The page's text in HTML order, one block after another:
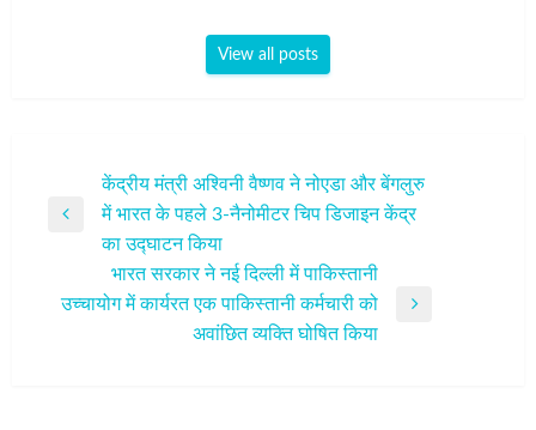
View all posts
नेविगेशन
केंद्रीय मंत्री अश्विनी वैष्णव ने नोएडा और बेंगलुरु
में भारत के पहले 3-नैनोमीटर चिप डिजाइन केंद्र
का उद्घाटन किया
भारत सरकार ने नई दिल्‍ली में पाकिस्‍तानी
उच्‍चायोग में कार्यरत एक पाकिस्‍तानी कर्मचारी को
अवांछित व्यक्ति घोषित किया